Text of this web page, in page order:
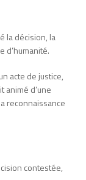
la décision, la
d’humanité.
acte de justice,
animé d’une
reconnaissance
contestée,